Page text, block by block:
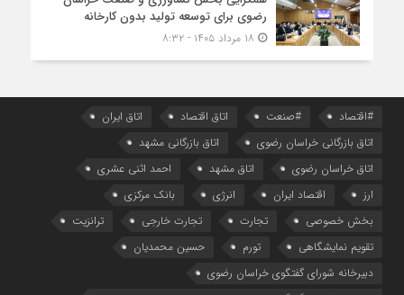
رضوی برای توسعه تولید بدون کارخانه
#اقتصاد #صنعت اتاق اقتصاد
اتاق ایران
اتاق بازرگانی خراسان رضوی
اتاق بازرگانی مشهد
اتاق خراسان رضوی
اتاق مشهد
احمد اثنی عشری
ارز
اقتصاد ایران انرژی
بانک مرکزی
بخش خصوصی
تجارت تجارت خارجی
ترانزیت
تقویم نمایشگاهی
تورم
حسین محمدیان
دبیرخانه شورای گفتگوی خراسان رضوی